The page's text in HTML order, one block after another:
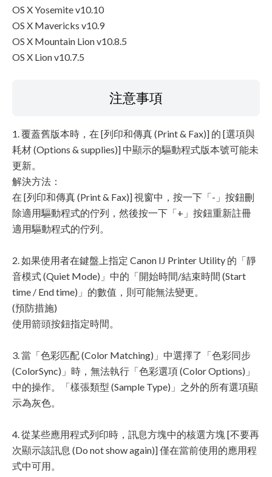
OS X Yosemite v10.10
OS X Mavericks v10.9
OS X Mountain Lion v10.8.5
OS X Lion v10.7.5
注意事項
1. 覆蓋舊版本時，在 [列印和傳真 (Print & Fax)] 的 [選項與
耗材 (Options & supplies)] 中顯示的驅動程式版本號可能未
更新。
解決方法：
在 [列印和傳真 (Print & Fax)] 視窗中，按一下「-」按鈕刪
除適用驅動程式的佇列，然後按一下「+」按鈕重新註冊
適用驅動程式的佇列。
2. 如果使用者在鍵盤上指定 Canon IJ Printer Utility 的「靜
音模式 (Quiet Mode)」中的「開始時間/結束時間 (Start
time / End time)」的數值，則可能無法變更。
(預防措施)
使用箭頭按鈕指定時間。
3. 當「色彩匹配 (Color Matching)」中選擇了「色彩同步
(ColorSync)」時，無法執行「色彩選項 (Color Options)」
中的操作。「樣張類型 (Sample Type)」之外的所有選項顯
示為灰色。
4. 從某些應用程式列印時，訊息方塊中的核選方塊 [不要再
次顯示該訊息 (Do not show again)] 僅在當前使用的應用程
式中可用。